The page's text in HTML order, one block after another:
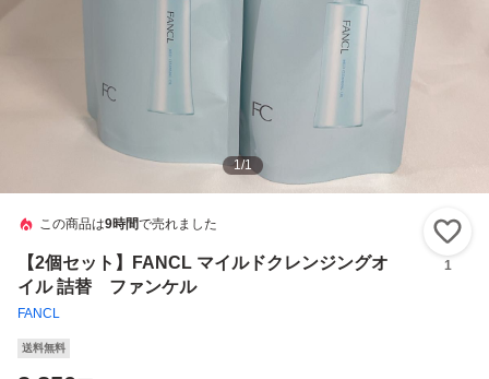
1/1
この商品は9時間で売れました
【2個セット】FANCL マイルドクレンジングオ
イル 詰替 ファンケル
FANCL
1
送料無料